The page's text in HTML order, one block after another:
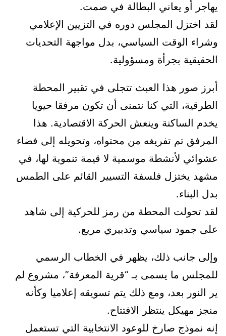
يهاجر أو يعاني البطالة في صمت.
لقد اختزل المجلس دوره في التزيين الإعلامي
وشراء الوقت السياسي، بدل مواجهة التحديات
الحقيقية بجرأة ومسؤولية.
أبرز صور هذا العبث تتجلى في تقبير المحطة
الطرقية، التي كنا نتمنى أن تكون مرفقا حيويا
يخدم الساكنة وينعش الحركة الاقتصادية. هذا
المرفق تم تفريغه من محتواه، وتحويله إلى فضاء
عشوائي لأنشطة موسمية لا قيمة تنموية لها، في
مشهد يختزل فلسفة التسيير القائم على الطمس
بدل البناء.
لقد تحولت المحطة من رمز للحركية إلى شاهد
على جمود سياسي وتدبيري مريع.
وإلى جانب ذلك، يظهر في الخطاب الرسمي
للمجلس ما يسمى بـ “قرية المعرفة”، مشروع لم
ير النور بعد، ومع ذلك يتم تسويقه إعلاميا وكأنه
منجز مهيكل ينتظر الافتتاح.
إنه نموذج صارخ للوعود الانتخابية التي تستعمل